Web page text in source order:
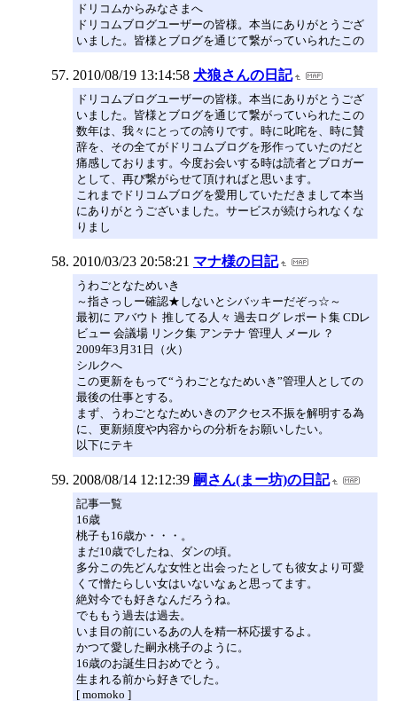
ドリコムからみなさまへ
ドリコムブログユーザーの皆様。本当にありがとうござ
いました。皆様とブログを通じて繋がっていられたこの
2010/08/19 13:14:58 犬狼さんの日記
ドリコムブログユーザーの皆様。本当にありがとうござ
いました。皆様とブログを通じて繋がっていられたこの
数年は、我々にとっての誇りです。時に叱咤を、時に賛
辞を、その全てがドリコムブログを形作っていたのだと
痛感しております。今度お会いする時は読者とブロガー
として、再び繋がらせて頂ければと思います。
これまでドリコムブログを愛用していただきまして本当
にありがとうございました。サービスが続けられなくな
りまし
2010/03/23 20:58:21 マナ様の日記
うわごとなためいき
～指さっしー確認★しないとシバッキーだぞっ☆～
最初に アバウト 推してる人々 過去ログ レポート集 CDレ
ビュー 会議場 リンク集 アンテナ 管理人 メール ？
2009年3月31日（火）
シルクへ
この更新をもって“うわごとなためいき”管理人としての
最後の仕事とする。
まず、うわごとなためいきのアクセス不振を解明する為
に、更新頻度や内容からの分析をお願いしたい。
以下にテキ
2008/08/14 12:12:39 嗣さん(まー坊)の日記
記事一覧
16歳
桃子も16歳か・・・。
まだ10歳でしたね、ダンの頃。
多分この先どんな女性と出会ったとしても彼女より可愛
くて憎たらしい女はいないなぁと思ってます。
絶対今でも好きなんだろうね。
でももう過去は過去。
いま目の前にいるあの人を精一杯応援するよ。
かつて愛した嗣永桃子のように。
16歳のお誕生日おめでとう。
生まれる前から好きでした。
[ momoko ]